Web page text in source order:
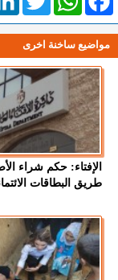
مواضيع ساخنة اخرى
الإفتاء: حكم شراء
طريق البطاقات